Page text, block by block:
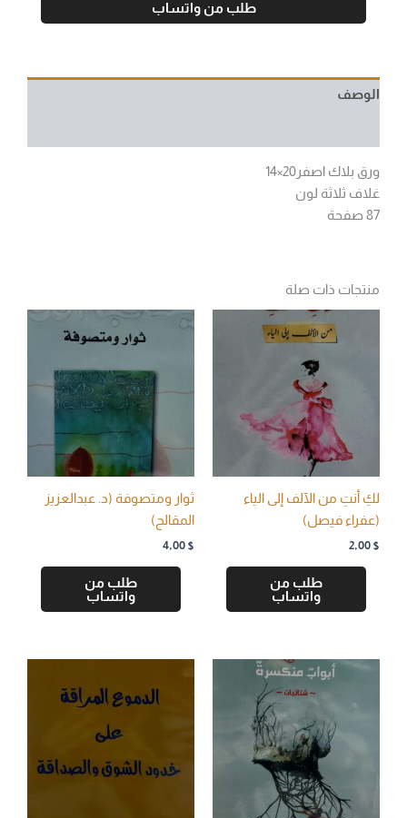
طلب من واتساب
الوصف
ورق بلاك اصفر20×14
غلاف ثلاثة لون
87 صفحة
منتجات ذات صلة
لكِ أنتِ من الآلف إلى الياء
(عفراء فيصل)
2,00 $
طلب من
واتساب
ثوار ومتصوفة (د. عبدالعزيز
المقالح)
4,00 $
طلب من
واتساب